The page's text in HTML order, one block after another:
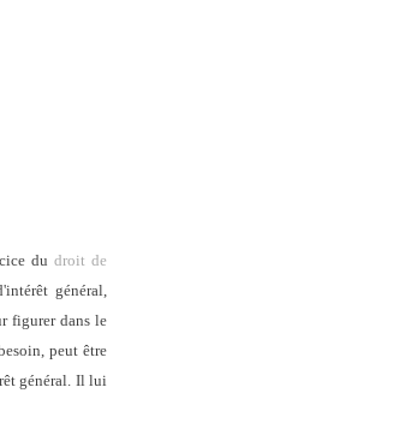
du droit de
général,
figurer dans le
peut être
général. Il lui